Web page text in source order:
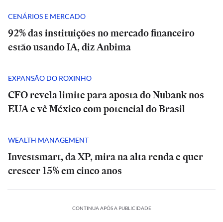
CENÁRIOS E MERCADO
92% das instituições no mercado financeiro
estão usando IA, diz Anbima
EXPANSÃO DO ROXINHO
CFO revela limite para aposta do Nubank nos
EUA e vê México com potencial do Brasil
WEALTH MANAGEMENT
Investsmart, da XP, mira na alta renda e quer
crescer 15% em cinco anos
CONTINUA APÓS A PUBLICIDADE